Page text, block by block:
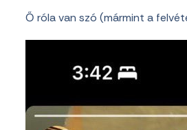
Ő róla van szó (mármint a